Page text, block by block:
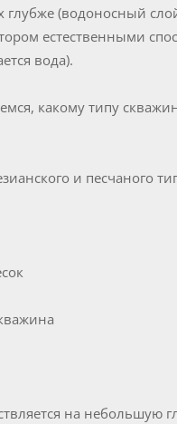
глубже (водоносный
естественными
вода).
какому типу
и песчаного
на небольшую